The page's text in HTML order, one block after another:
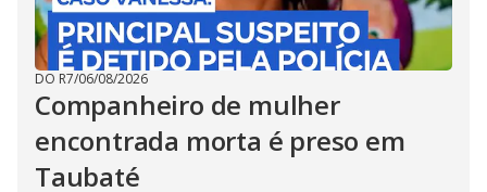
DO R7/06/08/2026
Companheiro de mulher
encontrada morta é preso em
Taubaté